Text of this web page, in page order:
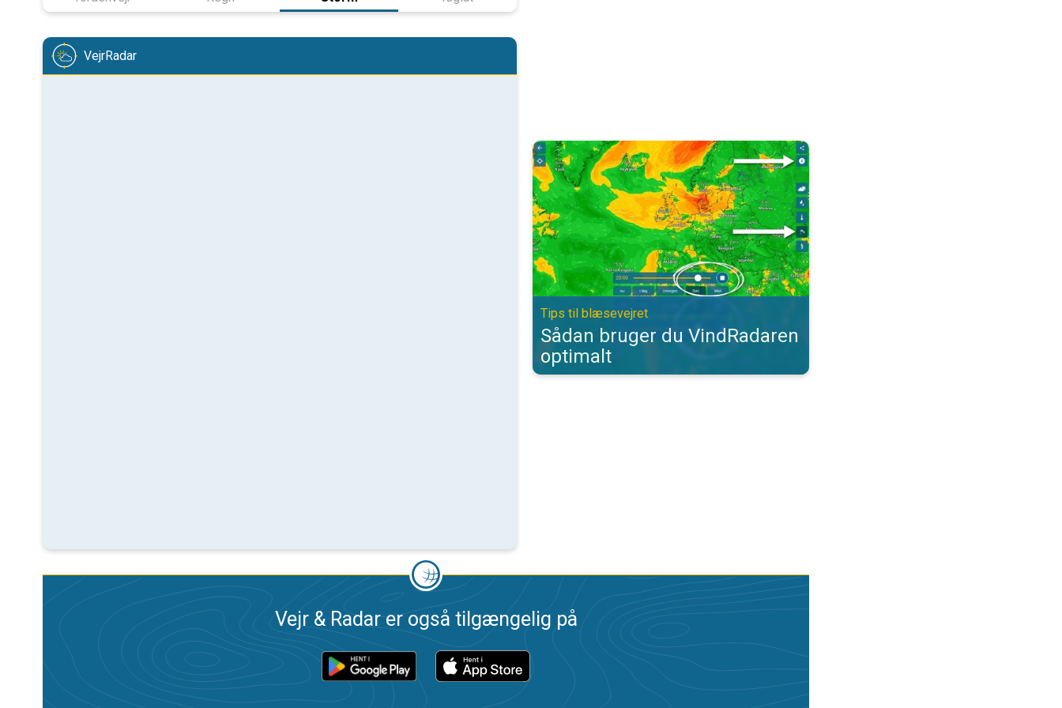
VejrRadar
Sådan bruger du VindRadaren optimalt. Tips til blæsevejret. . .
Tips til blæsevejret
Sådan bruger du VindRadaren
optimalt
Vejr & Radar er også tilgængelig på